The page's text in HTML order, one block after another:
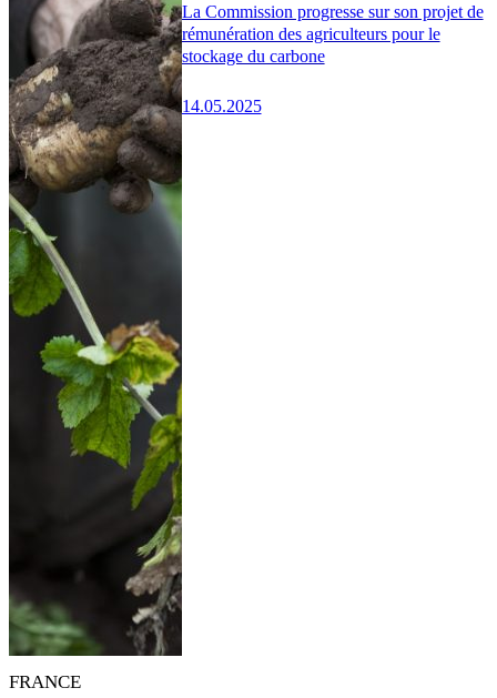
La Commission progresse sur son projet de
rémunération des agriculteurs pour le
stockage du carbone
14.05.2025
FRANCE